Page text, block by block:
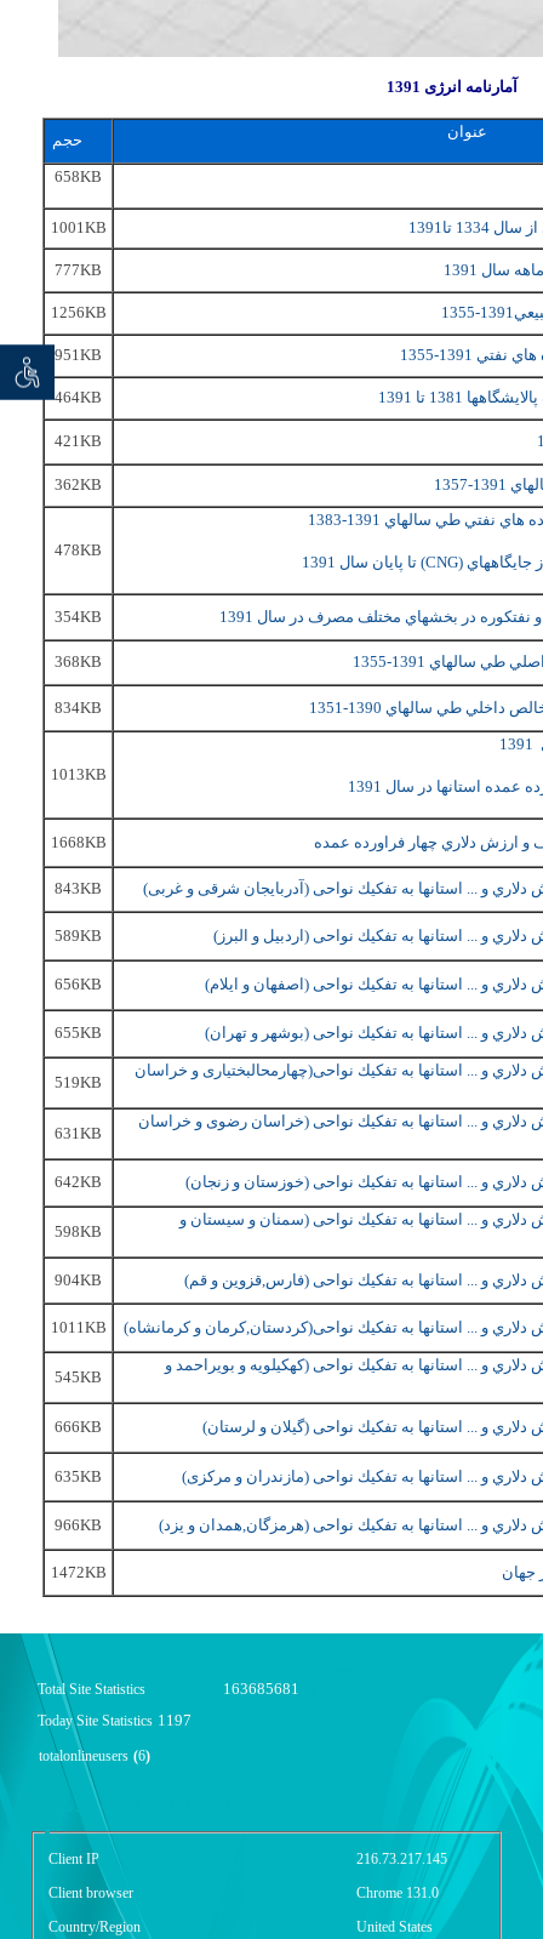
توان
آمارنامه انرژی 1391
عنوان
حجم
658KB
1334 تا1391 1001KB
777KB
1256KB
1391-1355
951KB
464KB
421KB
7
362KB
نفتي طي سالهاي 1391-1383
CNG) تا پايان سال 1391
478KB
در بخشهاي مختلف مصرف در سال 1391 354KB
368KB
834KB
1013KB
و ارزش دلاري چهار فراورده عمده 1668KB
و ... استانها به تفكيك نواحی ( آدربایجان شرقی و غربی)
843KB
589KB
و ... استانها به تفكيك نواحی ( اصفهان و ایلام)
656KB
و ... استانها به تفكيك نواحی (بوشهر و تهران)
655KB
و ... استانها به تفكيك نواحی(چهارمحالبختیاری و خراسان
519KB
و ... استانها به تفكيك نواحی (خراسان رضوی و خراسان
631KB
و ... استانها به تفكيك نواحی (خوزستان و زنجان)
642KB
و ... استانها به تفكيك نواحی (سمنان و سیستان و
598KB
و ... استانها به تفكيك نواحی (فارس,قزوین و قم)
904KB
و ... استانها به تفكيك نواحی(کردستان,کرمان و کرمانشاه)
1011KB
و ... استانها به تفكيك نواحی (کهکیلویه و بویراحمد و
545KB
و ... استانها به تفكيك نواحی (گیلان و لرستان)
666KB
و ... استانها به تفكيك نواحی (مازندران و مرکزی)
635KB
و ... استانها به تفكيك نواحی (هرمزگان,همدان و یزد)
966KB
جهان 1472KB
Total Site Statistics 163685681
Today Site Statistics 1197
totalonlineusers (6)
گزارش آمار سایت - خلاصه
Client IP
216.73.217.145
Client browser
Chrome 131.0
Country/Region
United States